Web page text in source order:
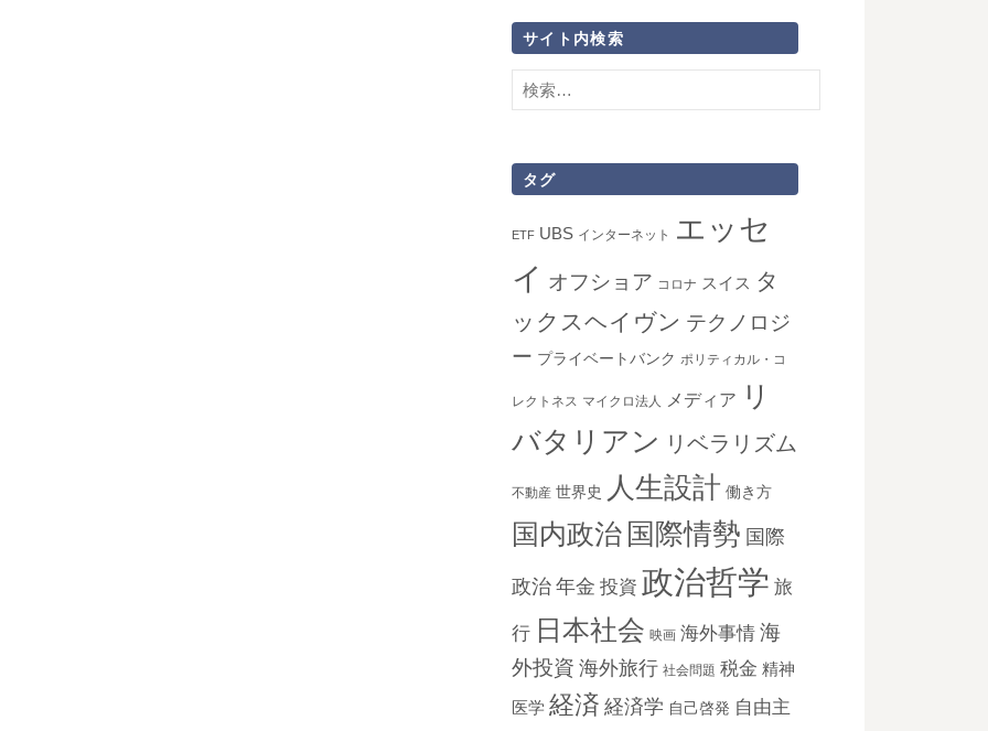
事
ー
カ
ブ
サイト内検索
検
索:
タグ
ETF UBS インターネット
エッセ
イ オフショア コロナ スイス タ
ックスヘイヴン テクノロジ
ー プライベートバンク ポリティカル・コ
レクトネス マイクロ法人 メディア
リ
バタリアン リベラリズム
不動産 世界史 人生設計 働き方
国内政治 国際情勢 国際
政治 年金 投資 政治哲学 旅
行 日本社会 映画 海外事情 海
外投資 海外旅行 社会問題 税金 精神
医学 経済 経済学 自己啓発 自由主